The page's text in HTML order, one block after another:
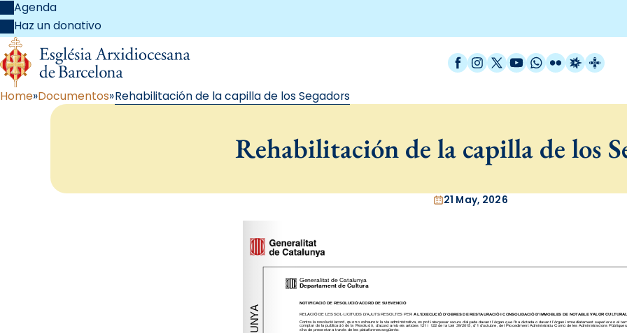
Agenda
Haz un donativo
Facebook
Instagram
X / Twitter
YouTube
WhatsApp
FlickrRadio
Home Documentos Rehabilitación de la capilla de los Segadors
Rehabilitación de la capilla de los
21 May, 2026